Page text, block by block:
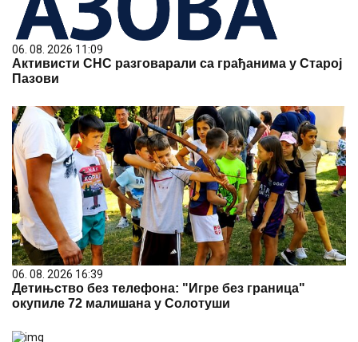
06. 08. 2026 11:09
Активисти СНС разговарали са грађанима у Старој
Пазови
06. 08. 2026 16:39
Детињство без телефона: "Игре без граница"
окупиле 72 малишана у Солотуши